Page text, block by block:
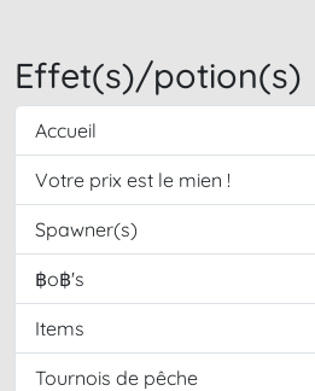
Effet(s)/potion(s)
Accueil
Votre prix est le mien !
Spawner(s)
฿o฿'s
Items
Tournois de pêche